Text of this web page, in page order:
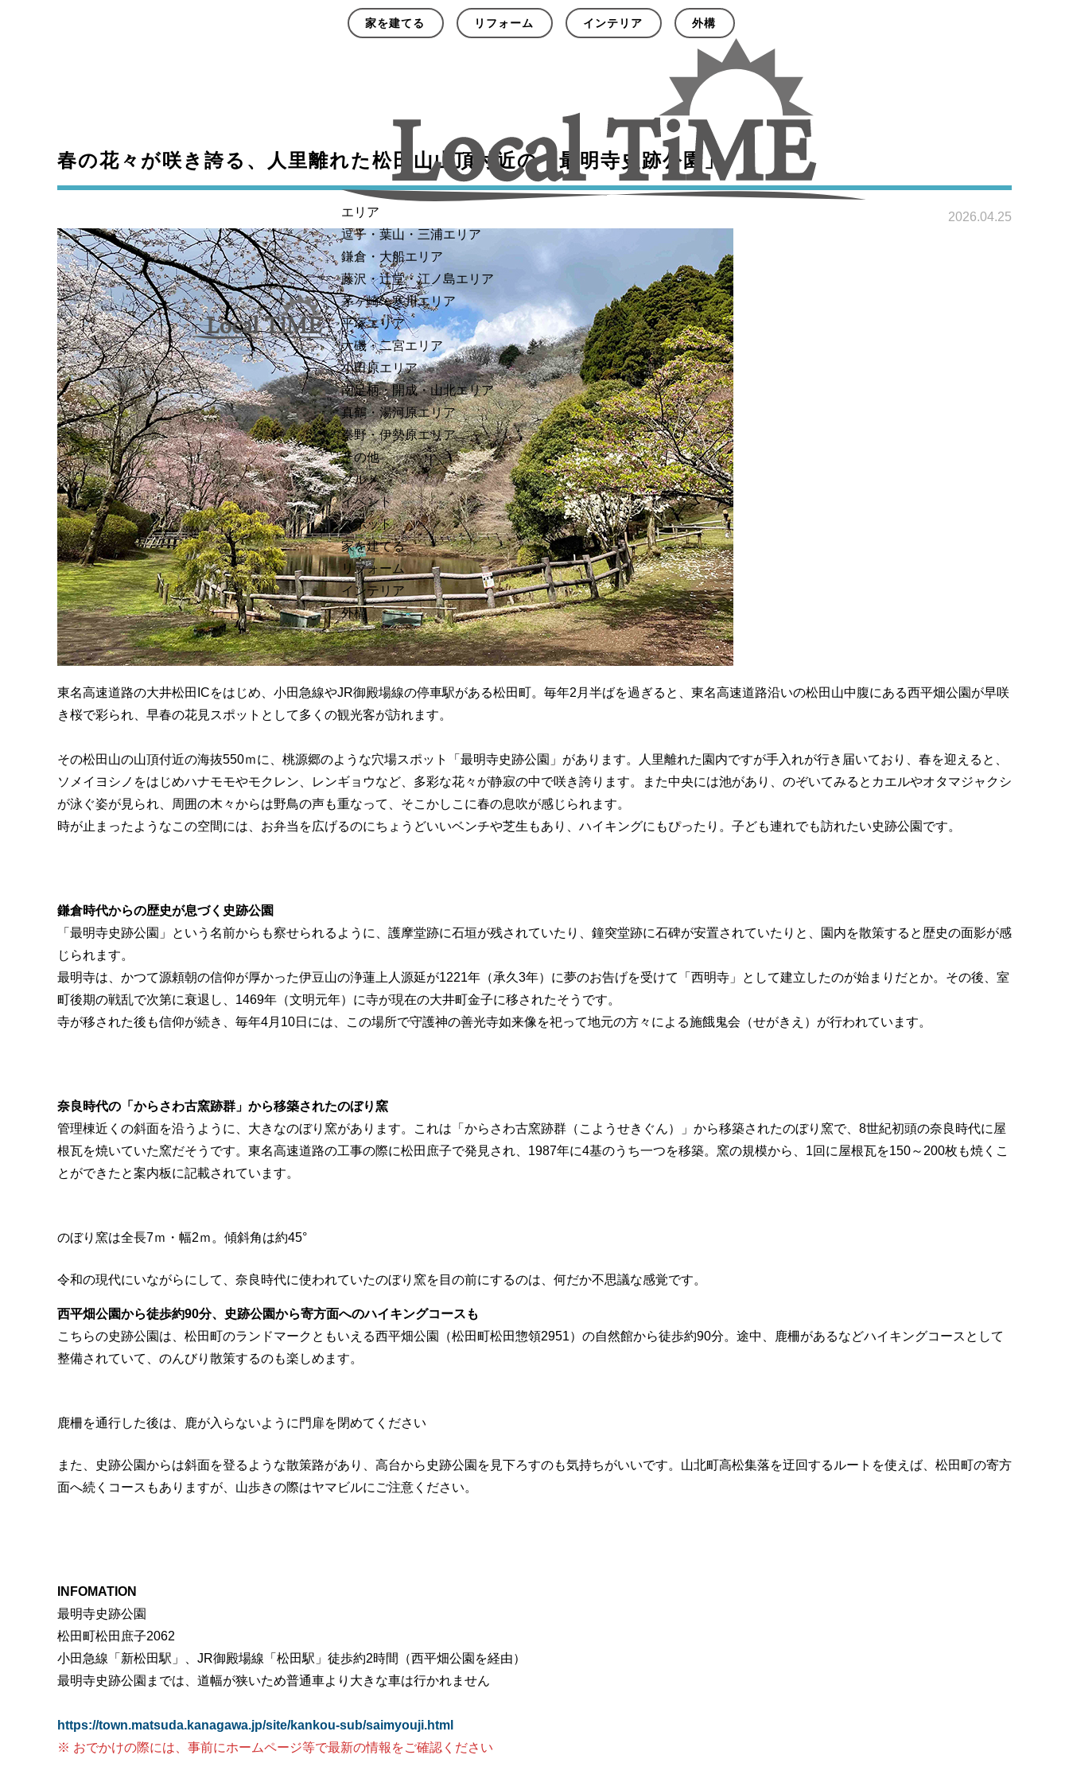
家を建てる リフォーム インテリア 外構
エリア
逗子・葉山・三浦エリア
鎌倉・大船エリア
藤沢・辻堂・江ノ島エリア
茅ヶ崎・寒川エリア
平塚エリア
大磯・二宮エリア
小田原エリア
南足柄・開成・山北エリア
真鶴・湯河原エリア
秦野・伊勢原エリア
その他
グルメ
イベント
スポット
家を建てる
リフォーム
インテリア
外構
春の花々が咲き誇る、人里離れた松田山山頂付近の「最明寺史跡公園」
2026.04.25
東名高速道路の大井松田ICをはじめ、小田急線やJR御殿場線の停車駅がある松田町。毎年2月半ばを過ぎると、東名高速道路沿いの松田山中腹にある西平畑公園が早咲
き桜で彩られ、早春の花見スポットとして多くの観光客が訪れます。
その松田山の山頂付近の海抜550ｍに、桃源郷のような穴場スポット「最明寺史跡公園」があります。人里離れた園内ですが手入れが行き届いており、春を迎えると、
ソメイヨシノをはじめハナモモやモクレン、レンギョウなど、多彩な花々が静寂の中で咲き誇ります。また中央には池があり、のぞいてみるとカエルやオタマジャクシ
が泳ぐ姿が見られ、周囲の木々からは野鳥の声も重なって、そこかしこに春の息吹が感じられます。
時が止まったようなこの空間には、お弁当を広げるのにちょうどいいベンチや芝生もあり、ハイキングにもぴったり。子ども連れでも訪れたい史跡公園です。
鎌倉時代からの歴史が息づく史跡公園
「最明寺史跡公園」という名前からも察せられるように、護摩堂跡に石垣が残されていたり、鐘突堂跡に石碑が安置されていたりと、園内を散策すると歴史の面影が感
じられます。
最明寺は、かつて源頼朝の信仰が厚かった伊豆山の浄蓮上人源延が1221年（承久3年）に夢のお告げを受けて「西明寺」として建立したのが始まりだとか。その後、室
町後期の戦乱で次第に衰退し、1469年（文明元年）に寺が現在の大井町金子に移されたそうです。
寺が移された後も信仰が続き、毎年4月10日には、この場所で守護神の善光寺如来像を祀って地元の方々による施餓鬼会（せがきえ）が行われています。
奈良時代の「からさわ古窯跡群」から移築されたのぼり窯
管理棟近くの斜面を沿うように、大きなのぼり窯があります。これは「からさわ古窯跡群（こようせきぐん）」から移築されたのぼり窯で、8世紀初頭の奈良時代に屋
根瓦を焼いていた窯だそうです。東名高速道路の工事の際に松田庶子で発見され、1987年に4基のうち一つを移築。窯の規模から、1回に屋根瓦を150～200枚も焼くこ
とができたと案内板に記載されています。
のぼり窯は全長7ｍ・幅2ｍ。傾斜角は約45°
令和の現代にいながらにして、奈良時代に使われていたのぼり窯を目の前にするのは、何だか不思議な感覚です。
西平畑公園から徒歩約90分、史跡公園から寄方面へのハイキングコースも
こちらの史跡公園は、松田町のランドマークともいえる西平畑公園（松田町松田惣領2951）の自然館から徒歩約90分。途中、鹿柵があるなどハイキングコースとして
整備されていて、のんびり散策するのも楽しめます。
鹿柵を通行した後は、鹿が入らないように門扉を閉めてください
また、史跡公園からは斜面を登るような散策路があり、高台から史跡公園を見下ろすのも気持ちがいいです。山北町高松集落を迂回するルートを使えば、松田町の寄方
面へ続くコースもありますが、山歩きの際はヤマビルにご注意ください。
INFOMATION
最明寺史跡公園
松田町松田庶子2062
小田急線「新松田駅」、JR御殿場線「松田駅」徒歩約2時間（西平畑公園を経由）
最明寺史跡公園までは、道幅が狭いため普通車より大きな車は行かれません
https://town.matsuda.kanagawa.jp/site/kankou-sub/saimyouji.html
※ おでかけの際には、事前にホームページ等で最新の情報をご確認ください